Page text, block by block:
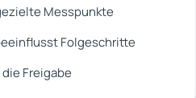
Messpunkte
Folgeschritte
Freigabe